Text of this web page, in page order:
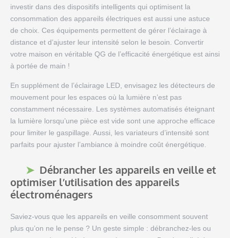
investir dans des dispositifs intelligents qui optimisent la
consommation des appareils électriques est aussi une astuce
de choix. Ces équipements permettent de gérer l’éclairage à
distance et d’ajuster leur intensité selon le besoin. Convertir
votre maison en véritable QG de l’efficacité énergétique est ainsi
à portée de main !
En supplément de l’éclairage LED, envisagez les détecteurs de
mouvement pour les espaces où la lumière n’est pas
constamment nécessaire. Les systèmes automatisés éteignant
la lumière lorsqu’une pièce est vide sont une approche efficace
pour limiter le gaspillage. Aussi, les variateurs d’intensité sont
parfaits pour ajuster l’ambiance à moindre coût énergétique.
Débrancher les appareils en veille et
optimiser l’utilisation des appareils
électroménagers
Saviez-vous que les appareils en veille consomment souvent
plus qu’on ne le pense ? Un geste simple : débranchez-les ou